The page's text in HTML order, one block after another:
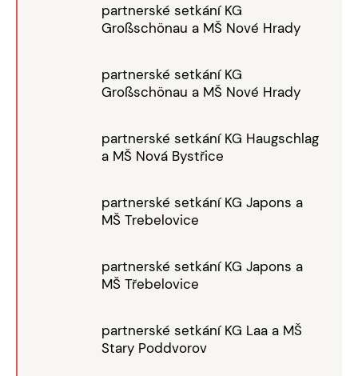
partnerské setkání KG
Großschönau a MŠ Nové Hrady
partnerské setkání KG
Großschönau a MŠ Nové Hrady
partnerské setkání KG Haugschlag
a MŠ Nová Bystřice
partnerské setkání KG Japons a
MŠ Trebelovice
partnerské setkání KG Japons a
MŠ Třebelovice
partnerské setkání KG Laa a MŠ
Stary Poddvorov